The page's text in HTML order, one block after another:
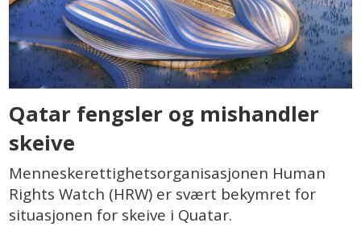
Qatar fengsler og mishandler
skeive
Menneskerettighetsorganisasjonen Human
Rights Watch (HRW) er svært bekymret for
situasjonen for skeive i Quatar.